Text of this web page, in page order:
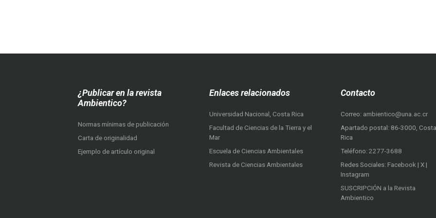
¿Publicar en la revista
Ambientico?
Normas mínimas de publicación
Carta de originalidad
Ejemplo de artículo original
Enlaces relacionados
Universidad Nacional, Costa Rica
Facultad de Ciencias de la Tierra y el
Mar
Escuela de Ciencias Ambientales
Revista de Ciencias Ambientales
Contacto
Correo: ambientico@una.ac.cr
Apartado postal: 86-3000, Costa
Rica
Teléfono: 2277-3688
Redes Sociales: Facebook | X |
Instagram
SUSCRIPCIÓN a la Revista
Ambientico